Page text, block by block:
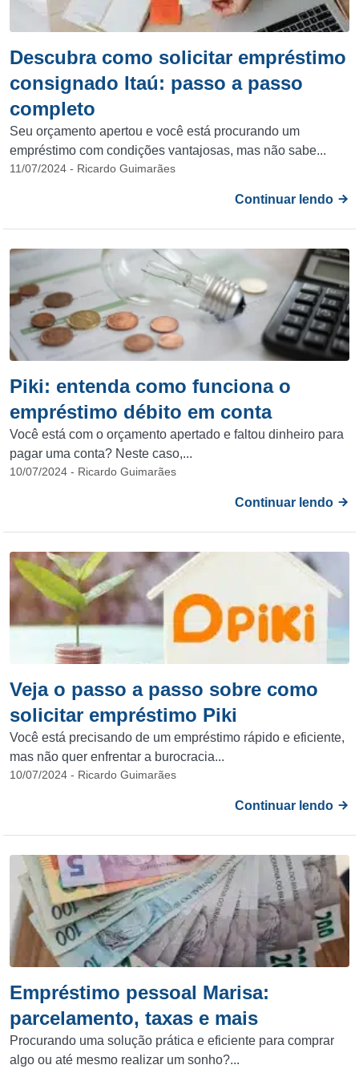
Descubra como solicitar empréstimo
consignado Itaú: passo a passo
completo
Seu orçamento apertou e você está procurando um
empréstimo com condições vantajosas, mas não sabe...
11/07/2024 - Ricardo Guimarães
Continuar lendo
Piki: entenda como funciona o
empréstimo débito em conta
Você está com o orçamento apertado e faltou dinheiro para
pagar uma conta? Neste caso,...
10/07/2024 - Ricardo Guimarães
Continuar lendo
Veja o passo a passo sobre como
solicitar empréstimo Piki
Você está precisando de um empréstimo rápido e eficiente,
mas não quer enfrentar a burocracia...
10/07/2024 - Ricardo Guimarães
Continuar lendo
Empréstimo pessoal Marisa:
parcelamento, taxas e mais
Procurando uma solução prática e eficiente para comprar
algo ou até mesmo realizar um sonho?...